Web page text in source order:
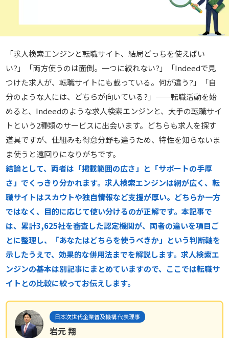
「求人検索エンジンと転職サイト、結局どっちを使えばい
い?」「両方使うのは面倒。一つに絞れない?」「Indeedで見
つけた求人が、転職サイトにも載っている。何が違う?」「自
分のような人には、どちらが向いている?」——転職活動を始
めると、Indeedのような求人検索エンジンと、大手の転職サイ
トという2種類のサービスに出会います。どちらも求人を探す
道具ですが、仕組みも得意分野も違うため、特性を知らないま
ま使うと遠回りになりがちです。
結論として、両者は「掲載範囲の広さ」と「サポートの手厚
さ」でくっきり分かれます。求人検索エンジンは網が広く、転
職サイトはスカウトや独自情報など支援が厚い。どちらか一方
ではなく、目的に応じて使い分けるのが正解です。本記事で
は、累計3,625社を審査した認定機関が、両者の違いを項目ご
とに整理し、「あなたはどちらを使うべきか」という判断軸を
示したうえで、効果的な併用法までを解説します。求人検索エ
ンジンの基本は別記事にまとめていますので、ここでは転職サ
イトとの比較に絞ってお伝えします。
日本次世代企業普及機構 代表理事
岩元 翔